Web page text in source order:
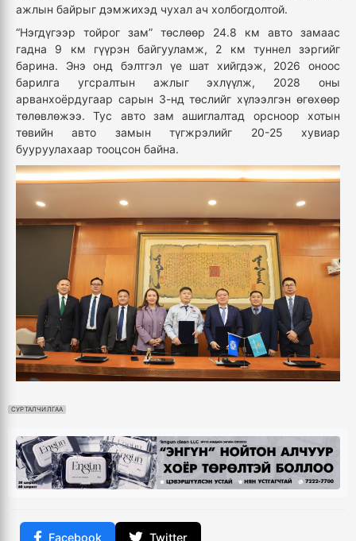
ажлын байрыг дэмжихэд чухал ач холбогдолтой.
“Нэгдүгээр тойрог зам” төслөөр 24.8 км авто замаас
гадна 9 км гүүрэн байгууламж, 2 км туннел зэргийг
барина. Энэ онд бэлтгэл үе шат хийгдэж, 2026 оноос
барилга угсралтын ажлыг эхлүүлж, 2028 оны
арванхоёрдугаар сарын 3-нд төслийг хүлээлгэн өгөхөөр
төлөвлөжээ. Тус авто зам ашиглалтад орсноор хотын
төвийн авто замын түгжрэлийг 20-25 хувиар
бууруулахаар тооцсон байна.
СУРТАЛЧИЛГАА
Facebook Twitter